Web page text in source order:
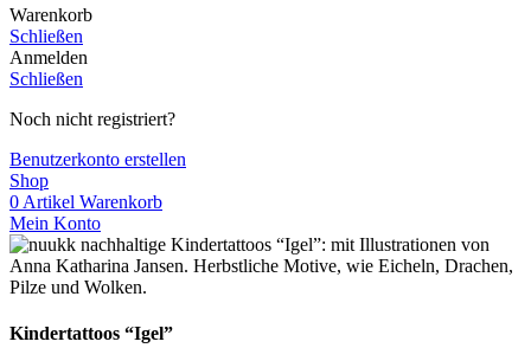
Warenkorb
Schließen
Anmelden
Schließen
Noch nicht registriert?
Benutzerkonto erstellen
Shop
0 Artikel Warenkorb
Mein Konto
Kindertattoos “Igel”